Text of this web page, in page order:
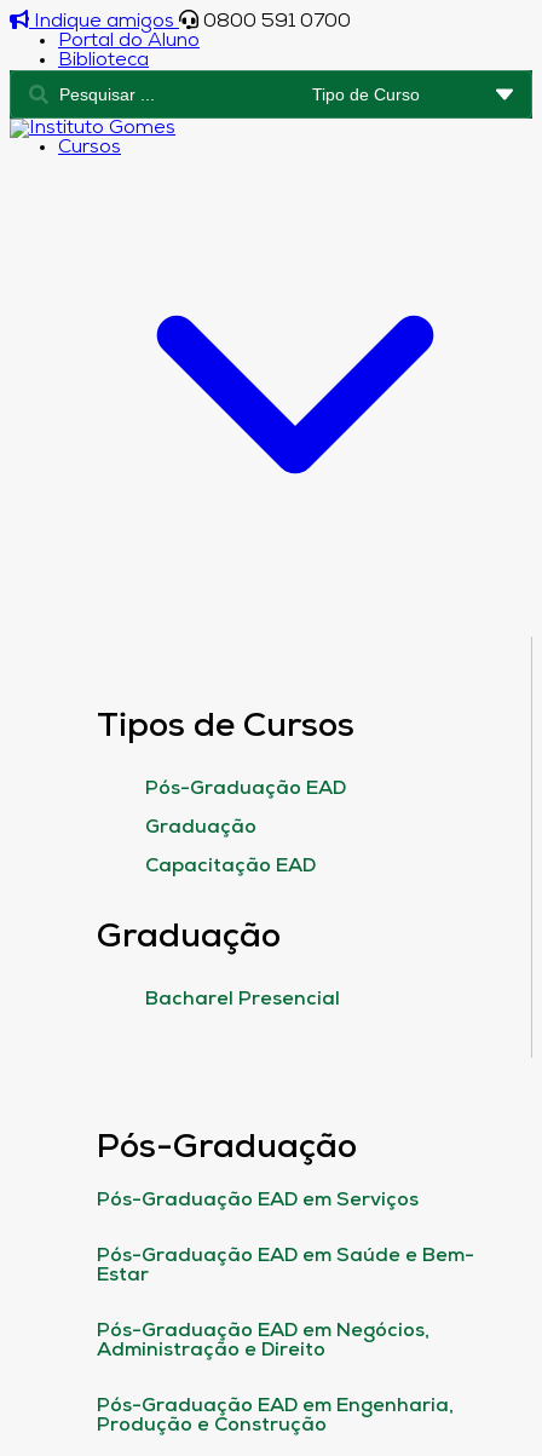
Indique amigos
0800 591 0700
Portal do Aluno
Biblioteca
Cursos
Tipos de Cursos
Pós-Graduação EAD
Graduação
Capacitação EAD
Graduação
Bacharel Presencial
Pós-Graduação
Pós-Graduação EAD em Serviços
Pós-Graduação EAD em Saúde e Bem-
Estar
Pós-Graduação EAD em Negócios,
Administração e Direito
Pós-Graduação EAD em Engenharia,
Produção e Construção